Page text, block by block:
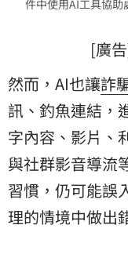
件中使用AI工具協助
[廣
然而，AI也讓詐
訊、釣魚連結，
字內容、影片、
與社群影音導流
習慣，仍可能誤
理的情境中做出